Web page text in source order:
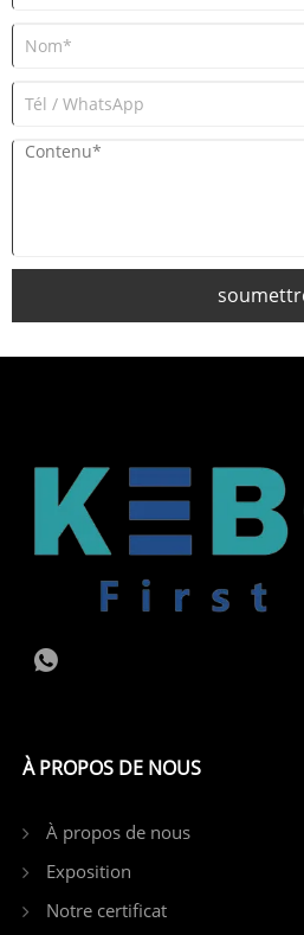
À PROPOS DE NOUS
À propos de nous
Exposition
Notre certificat